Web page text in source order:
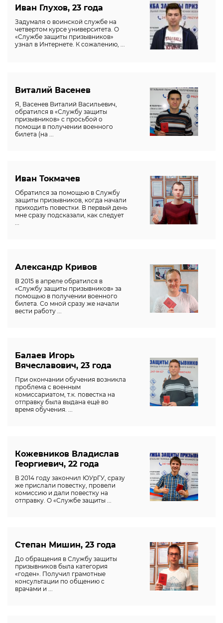
Иван Глухов, 23 года
Задумаля о воинской службе на
четвертом курсе университета. О
«Службе защиты призывников»
узнал в Интернете. К сожалению, ...
Виталий Васенев
Я, Васенев Виталий Васильевич,
обратился в «Службу защиты
призывников» с просьбой о
помощи в получении военного
билета (на ...
Иван Токмачев
Обратился за помощью в Службу
защиты призывников, когда начали
приходить повестки. В первый день
мне сразу подсказали, как следует
...
Александр Кривов
В 2015 в апреле обратился в
«Службу защиты призывников» за
помощью в получении военного
билета. Со мной сразу же начали
вести работу ...
Балаев Игорь
Вячеславович, 23 года
При окончании обучения возникла
проблема с военным
комиссариатом, т.к. повестка на
отправку была выдана ещё во
время обучения. ...
Кожевников Владислав
Георгиевич, 22 года
В 2014 году закончил ЮУрГУ, сразу
же прислали повестку, провели
комиссию и дали повестку на
отправку. О «Службе защиты ...
Степан Мишин, 23 года
До обращения в Службу защиты
призывников была категория
«годен». Получил грамотные
консультации по общению с
врачами и ...